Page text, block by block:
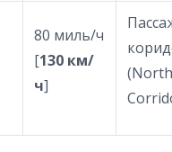
80 миль/ч
[130 км/
ч]